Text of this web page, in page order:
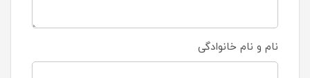
نام و نام خانوادگی